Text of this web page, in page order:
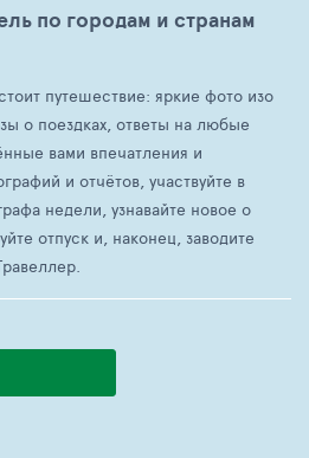
по городам и странам
путешествие: яркие фото изо
о поездках, ответы на любые
вами впечатления и
и отчётов, участвуйте в
недели, узнавайте новое о
отпуск и, наконец, заводите